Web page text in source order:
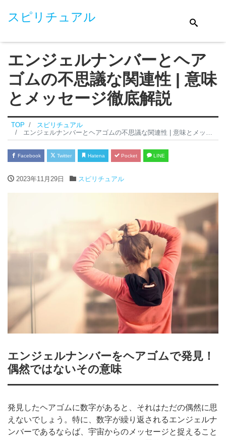
スピリチュアル
エンジェルナンバーとヘア
ゴムの不思議な関連性 | 意味
とメッセージ徹底解説
TOP
スピリチュアル
エンジェルナンバーとヘアゴムの不思議な関連性 | 意味とメッセージ徹底解説
Facebook Twitter Hatena Pocket LINE
2023年11月29日 スピリチュアル
エンジェルナンバーをヘアゴムで発見！
偶然ではないその意味
発見したヘアゴムに数字があると、それはただの偶然に思
えないでしょう。特に、数字が繰り返されるエンジェルナ
ンバーであるならば、宇宙からのメッセージと捉えること